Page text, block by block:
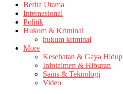
Berita Utama
Internasional
Politik
Hukum & Kriminal
hukum kriminal
More
Kesehatan & Gaya Hidup
Infotaimen & Hiburan
Sains & Teknologi
Video